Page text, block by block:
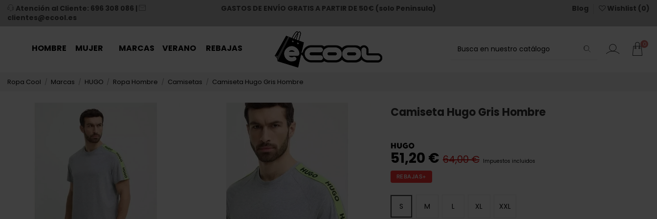
Atención al Cliente: 696 308 086 |
clientes@ecool.es
GASTOS DE ENVÍO GRATIS A PARTIR DE 50€ (solo Peninsula) Blog Wishlist (0)
HOMBRE MUJER MARCAS VERANO REBAJAS 0
Ropa Cool Marcas HUGO Ropa Hombre Camisetas Camiseta Hugo Gris Hombre
Camiseta Hugo Gris Hombre
51,20 € 64,00 € Impuestos incluidos
REBAJAS+
S M L XL XXL